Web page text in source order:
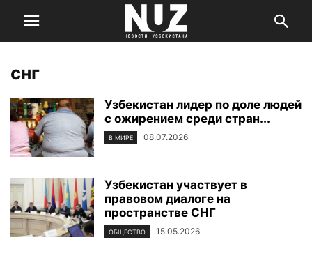
снг
Узбекистан лидер по доле людей
с ожирением среди стран...
В МИРЕ 08.07.2026
Узбекистан участвует в
правовом диалоге на
пространстве СНГ
ОБЩЕСТВО 15.05.2026